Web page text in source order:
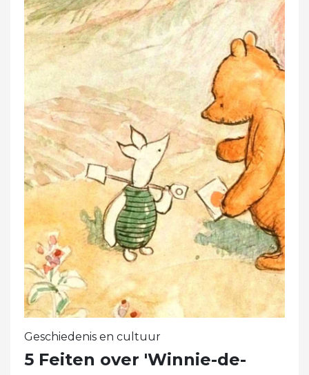
Geschiedenis en cultuur
5 Feiten over 'Winnie-de-